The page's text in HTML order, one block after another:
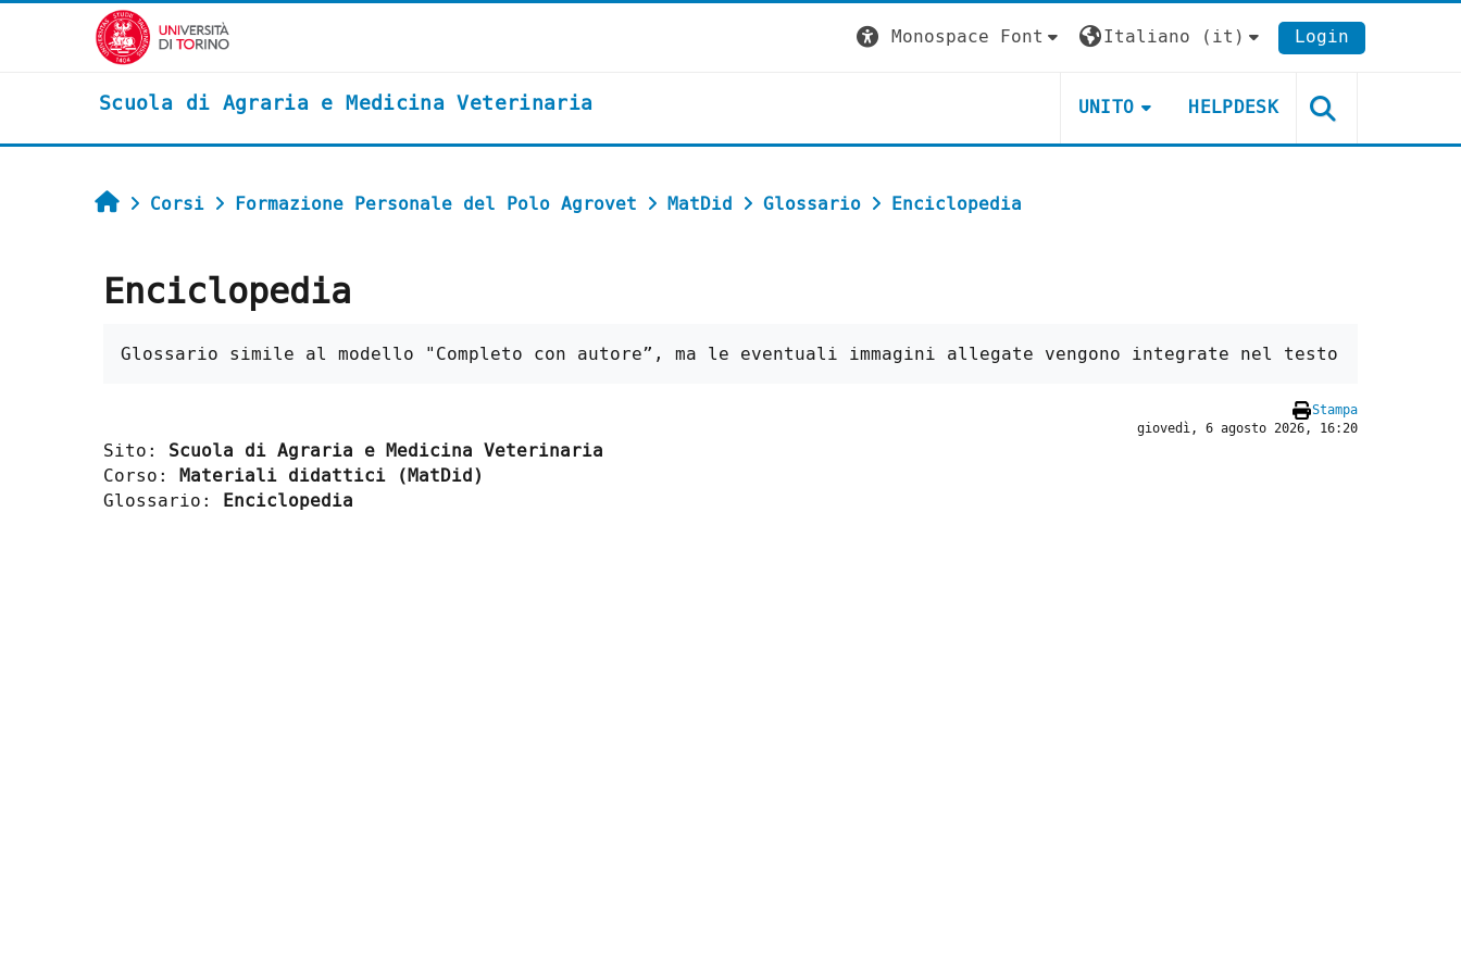
Vai al contenuto principale
Monospace Font
Italiano ‎(it)‎ Login
Scuola di Agraria e Medicina Veterinaria UNITO HELPDESK
Home
Corsi Formazione Personale del Polo Agrovet MatDid Glossario Enciclopedia
Enciclopedia
Glossario simile al modello "Completo con autore”, ma le eventuali immagini allegate vengono integrate nel testo
Stampa
giovedì, 6 agosto 2026, 16:20
Sito: Scuola di Agraria e Medicina Veterinaria
Corso: Materiali didattici (MatDid)
Glossario: Enciclopedia